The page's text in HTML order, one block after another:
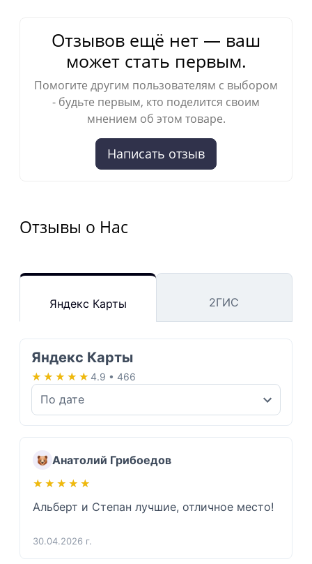
Отзывов ещё нет — ваш
может стать первым.
Помогите другим пользователям с выбором
- будьте первым, кто поделится своим
мнением об этом товаре.
Написать отзыв
Отзывы о Нас
Яндекс Карты 2ГИС
Яндекс Карты
★★★★★
★★★★★ 4.9 • 466
Анатолий Грибоедов
★★★★★
★★★★★
Альберт и Степан лучшие, отличное место!
30.04.2026 г.